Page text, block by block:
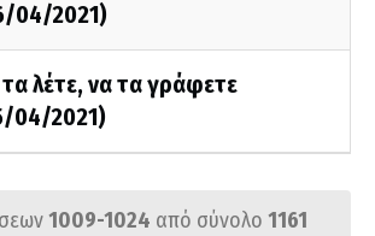
04/2021)
λέτε, να τα γράφετε
04/2021)
1009-1024 από σύνολο 1161